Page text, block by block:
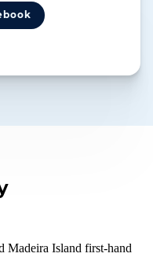
Madeira Island first-hand